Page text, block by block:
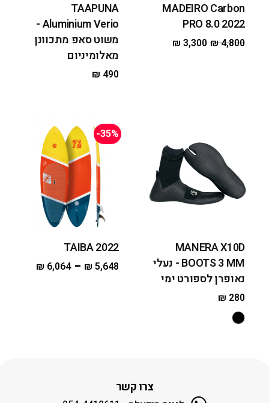
MADEIRO Carbon
PRO 8.0 2022
₪4,800
₪ 3,300
TAAPUNA
Aluminium Verio -
משוט סאפ מתכוונן
מאלומיניום
₪ 490
MANERA X10D
BOOTS 3 MM - נעלי
נאופרן לספורט ימי
₪ 280
-35%
TAIBA 2022
₪ 5,648
–
₪ 6,064
צרו קשר